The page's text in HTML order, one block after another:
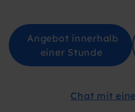
Angebot innerhalb
einer Stunde
Chat mit